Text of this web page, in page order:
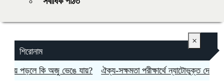
শিরোনাম
পড়লে কি অজু ভেঙে যায়?
ঐক্য-সক্ষমতা পরীক্ষার্থে ন্যাটোভুক্ত দেশে হামলা
×